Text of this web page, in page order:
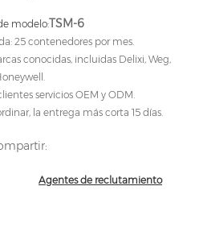
modelo:TSM-6
25 contenedores por mes.
conocidas, incluidas Delixi, Weg,
servicios OEM y ODM.
la entrega más corta 15 días.
Agentes de reclutamiento